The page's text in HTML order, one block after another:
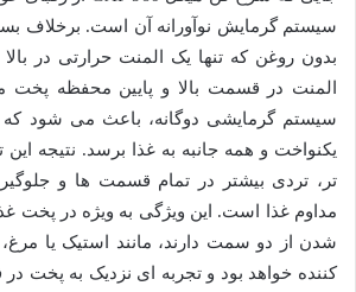
سیستم گرمایش نوآورانه آن است. برخلاف
بدون روغن که تنها یک المنت حرارتی در بالا
المنت در قسمت بالا و پایین محفظه
سیستم گرمایشی دوگانه، باعث می شود که
یکنواخت و همه جانبه به غذا برسد. نتیجه این
تر، تردی بیشتر در تمام قسمت ها و
مداوم غذا است. این ویژگی به ویژه در پخت
شدن از دو سمت دارند، مانند استیک یا مرغ،
کننده خواهد بود و تجربه ای نزدیک به پخت در